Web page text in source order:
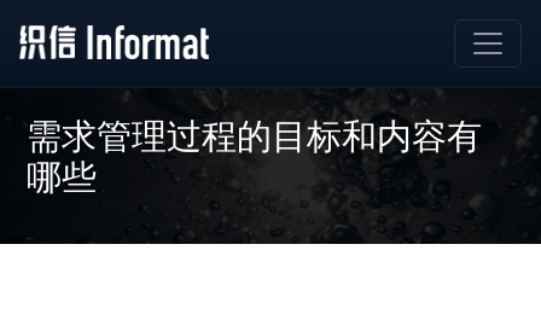
需求管理过程的目标和内容有
哪些